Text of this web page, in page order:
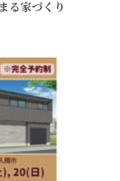
る家づくり